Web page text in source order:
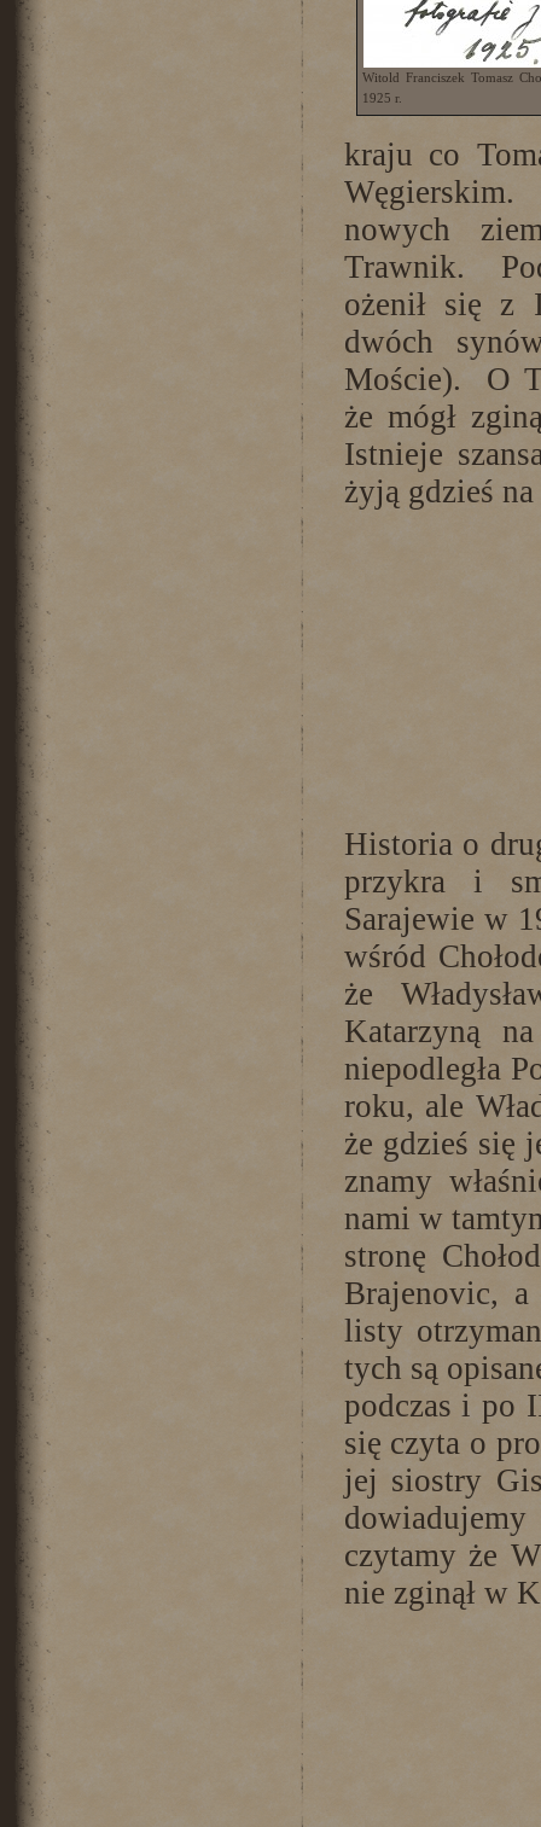
Witold Franciszek Tomasz
1925 r.
kraju co
Węgierskim.
nowych
Trawnik.
ożenił się z
dwóch
Moście). O
że mógł
Istnieje
żyją gdzieś
Historia o
przykra i
Sarajewie w
wśród
że
Katarzyną
niepodległa
roku, ale
że gdzieś się
znamy
nami w
stronę
Brajenovic,
listy
tych są
podczas i po
się czyta o
jej siostry
czytamy że
nie zginął w